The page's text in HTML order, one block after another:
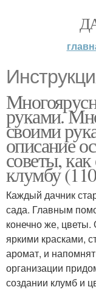
руками.
своими
описание
советы,
клумбу
Каждый дачник
сада. Главным
конечно же, цветы.
яркими красками,
аромат, и
организации
создании клумб и